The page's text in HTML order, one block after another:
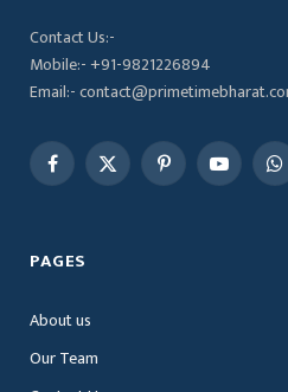
Contact Us:-
Mobile:- +91-9821226894
Email:-
Facebook
X
PinterestYouTube
PAGES
About us
Our Team